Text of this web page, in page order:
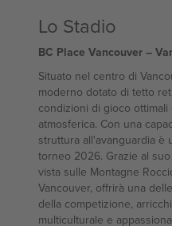
Lo Stadio
BC Place Vancouver –
Situato nel centro di
moderno dotato di tetto
condizioni di gioco
atmosferica. Con una
struttura all'avanguardia è
torneo 2026. Grazie al
vista sulle Montagne
Vancouver, offrirà una
della competizione,
multiculturale e